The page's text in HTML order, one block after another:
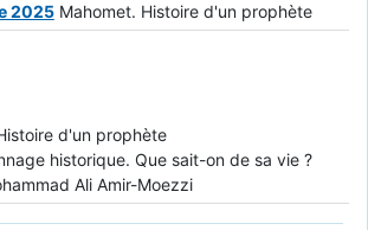
2025 Mahomet. Histoire d'un prophète
d'un prophète
historique. Que sait-on de sa vie ?
Ali Amir-Moezzi